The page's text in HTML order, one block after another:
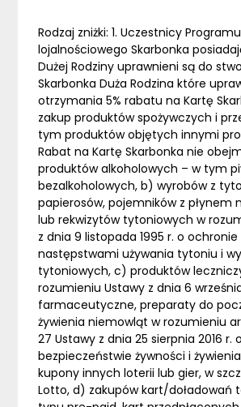
Rodzaj zniżki: 1. Uczestnicy Programu
lojalnościowego Skarbonka
Dużej Rodziny uprawnieni są do
Skarbonka Duża Rodzina które
otrzymania 5% rabatu na Kartę
zakup produktów spożywczych i
tym produktów objętych innymi
Rabat na Kartę Skarbonka nie
produktów alkoholowych – w tym
bezalkoholowych, b) wyrobów z
papierosów, pojemników z płynem
lub rekwizytów tytoniowych w
z dnia 9 listopada 1995 r. o
następstwami używania tytoniu i
tytoniowych, c) produktów
rozumieniu Ustawy z dnia 6
farmaceutyczne, preparaty do
żywienia niemowląt w rozumieniu
27 Ustawy z dnia 25 sierpnia 2016 r. o
bezpieczeństwie żywności i
kupony innych loterii lub gier, w
Lotto, d) zakupów kart/doładowań